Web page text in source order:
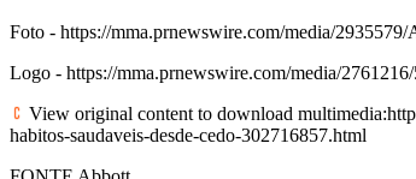
Foto - https://mma.prnewswire.com/media/
Logo - https://mma.prnewswire.com/media/
View original content to download multimedia:
habitos-saudaveis-desde-cedo-302716857.html